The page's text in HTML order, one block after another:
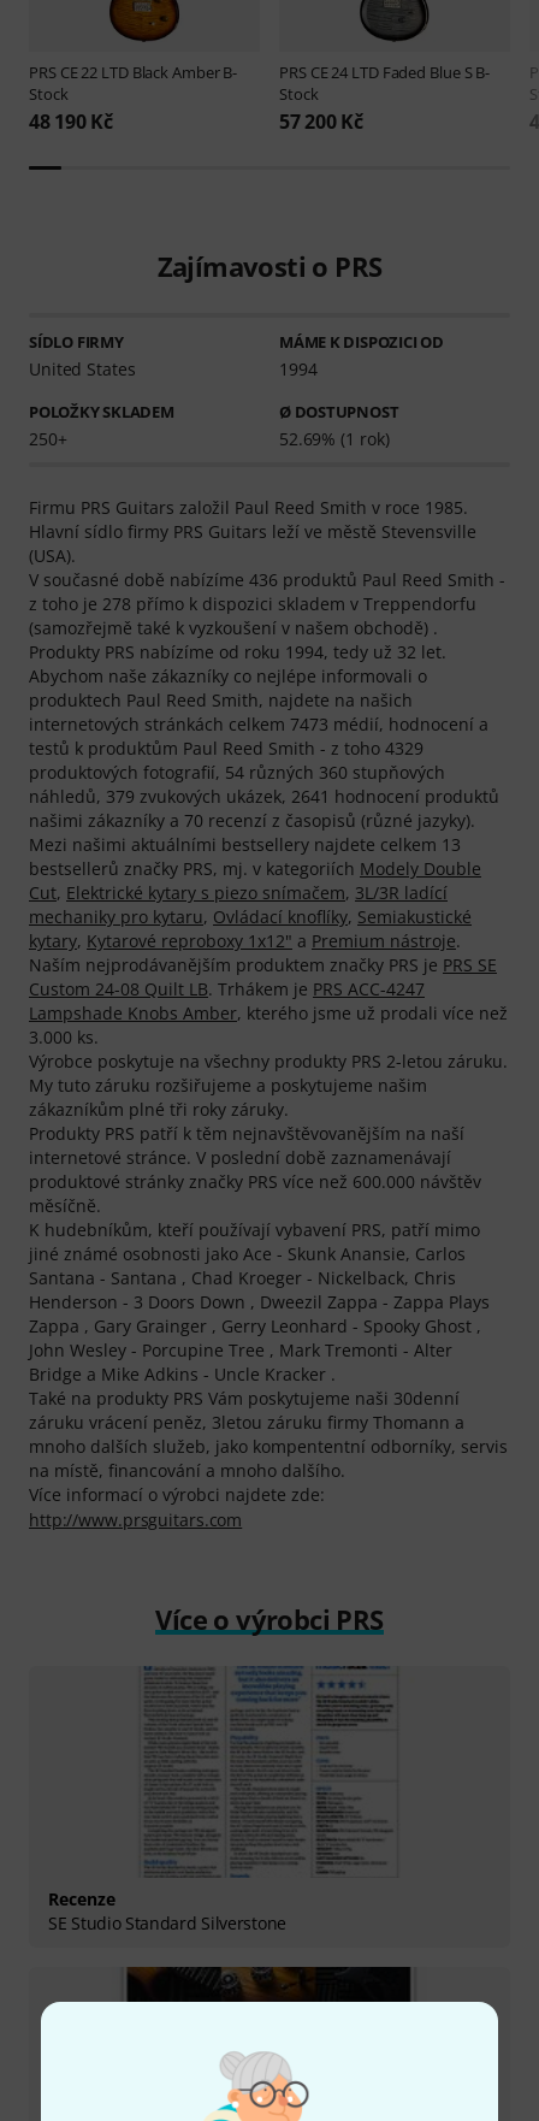
PRS CE 22 LTD Black Amber B-
Stock
48 190 Kč
PRS CE 24 LTD Faded Blue S B-
Stock
57 200 Kč
Zajímavosti o PRS
SÍDLO FIRMY
United States
MÁME K DISPOZICI OD
1994
POLOŽKY SKLADEM
250+
Ø DOSTUPNOST
52.69% (1 rok)
Firmu PRS Guitars založil Paul Reed Smith v roce 1985.
Hlavní sídlo firmy PRS Guitars leží ve městě Stevensville
(USA).
V současné době nabízíme 436 produktů Paul Reed Smith -
z toho je 278 přímo k dispozici skladem v Treppendorfu
(samozřejmě také k vyzkoušení v našem obchodě) .
Produkty PRS nabízíme od roku 1994, tedy už 32 let.
Abychom naše zákazníky co nejlépe informovali o
produktech Paul Reed Smith, najdete na našich
internetových stránkách celkem 7473 médií, hodnocení a
testů k produktům Paul Reed Smith - z toho 4329
produktových fotografií, 54 různých 360 stupňových
náhledů, 379 zvukových ukázek, 2641 hodnocení produktů
našimi zákazníky a 70 recenzí z časopisů (různé jazyky).
Mezi našimi aktuálními bestsellery najdete celkem 13
bestsellerů značky PRS, mj. v kategoriích Modely Double
Cut, Elektrické kytary s piezo snímačem, 3L/3R ladící
mechaniky pro kytaru, Ovládací knoflíky, Semiakustické
kytary, Kytarové reproboxy 1x12" a Premium nástroje.
Naším nejprodávanějším produktem značky PRS je PRS SE
Custom 24-08 Quilt LB. Trhákem je PRS ACC-4247
Lampshade Knobs Amber, kterého jsme už prodali více než
3.000 ks.
Výrobce poskytuje na všechny produkty PRS 2-letou záruku.
My tuto záruku rozšiřujeme a poskytujeme našim
zákazníkům plné tři roky záruky.
Produkty PRS patří k těm nejnavštěvovanějším na naší
internetové stránce. V poslední době zaznamenávají
produktové stránky značky PRS více než 600.000 návštěv
měsíčně.
K hudebníkům, kteří používají vybavení PRS, patří mimo
jiné známé osobnosti jako Ace - Skunk Anansie, Carlos
Santana - Santana , Chad Kroeger - Nickelback, Chris
Henderson - 3 Doors Down , Dweezil Zappa - Zappa Plays
Zappa , Gary Grainger , Gerry Leonhard - Spooky Ghost ,
John Wesley - Porcupine Tree , Mark Tremonti - Alter
Bridge a Mike Adkins - Uncle Kracker .
Také na produkty PRS Vám poskytujeme naši 30denní
záruku vrácení peněz, 3letou záruku firmy Thomann a
mnoho dalších služeb, jako kompententní odborníky, servis
na místě, financování a mnoho dalšího.
Více informací o výrobci najdete zde:
http://www.prsguitars.com
Více o výrobci PRS
Recenze
SE Studio Standard Silverstone